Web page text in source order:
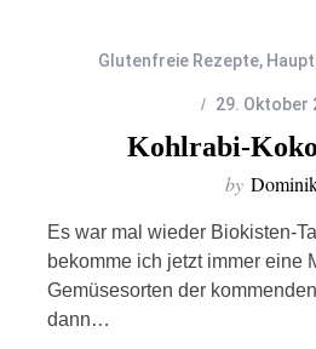
Glutenfreie Rezepte,
29. Oktober
Kohlrabi-
by
Es war mal wieder Biokisten-
bekomme ich jetzt immer eine
Gemüsesorten der
dann…